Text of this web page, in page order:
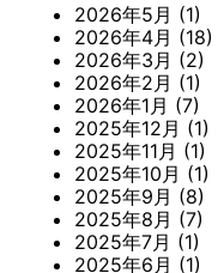
2026年5月 (1)
2026年4月 (18)
2026年3月 (2)
2026年2月 (1)
2026年1月 (7)
2025年12月 (1)
2025年11月 (1)
2025年10月 (1)
2025年9月 (8)
2025年8月 (7)
2025年7月 (1)
2025年6月 (1)